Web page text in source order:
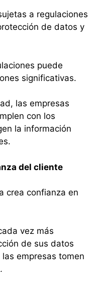
a regulaciones
de datos y
puede
significativas.
las empresas
con los
la información
del cliente
crea confianza en
vez más
de sus datos
empresas tomen